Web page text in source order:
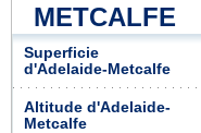
METCALFE
Superficie
d'Adelaide-Metcalfe
Altitude d'Adelaide-
Metcalfe